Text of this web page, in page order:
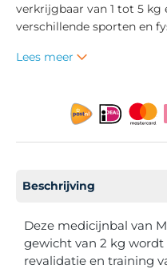
verkrijgbaar van 1 tot 5
verschillende sporten en
Lees meer
Beschrijving
Deze medicijnbal van
gewicht van 2 kg
revalidatie en training